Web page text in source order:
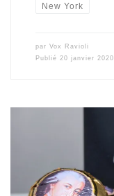
New York
par Vox Ravioli
Publié 20 janvier 2020